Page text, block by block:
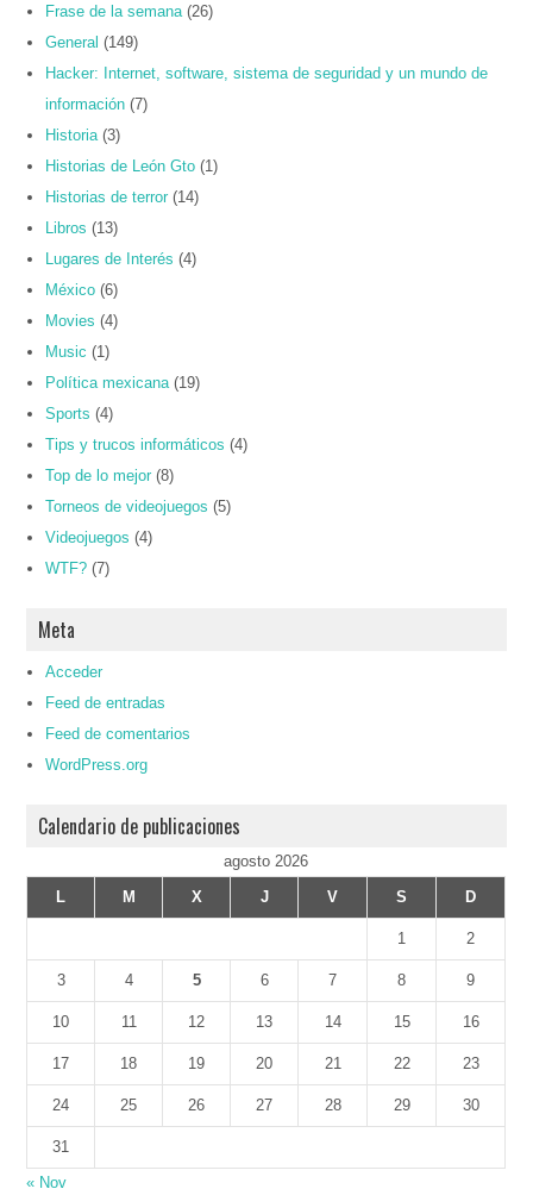
Frase de la semana (26)
General (149)
Hacker: Internet, software, sistema de seguridad y un mundo de
información (7)
Historia (3)
Historias de León Gto (1)
Historias de terror (14)
Libros (13)
Lugares de Interés (4)
México (6)
Movies (4)
Music (1)
Política mexicana (19)
Sports (4)
Tips y trucos informáticos (4)
Top de lo mejor (8)
Torneos de videojuegos (5)
Videojuegos (4)
WTF? (7)
Meta
Acceder
Feed de entradas
Feed de comentarios
WordPress.org
Calendario de publicaciones
agosto 2026
L
M X J V S D
1 2
3 4 5 6 7 8 9
10 11 12 13 14 15 16
17 18 19 20 21 22 23
24 25 26 27 28 29 30
31
« Nov